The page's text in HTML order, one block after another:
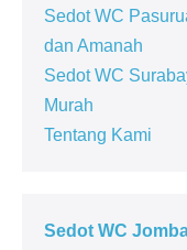
Sedot WC
dan Amanah
Sedot WC
Murah
Tentang Kami
Sedot WC